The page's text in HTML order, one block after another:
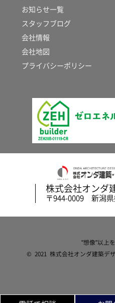
お知らせ一覧
スタッフブログ
会社情報
会社地図
プライバシーポリシー
株式会社オンダ
〒944-0009 新潟県
"想像"以上
© 2021 株式会社オンダ建築デザ